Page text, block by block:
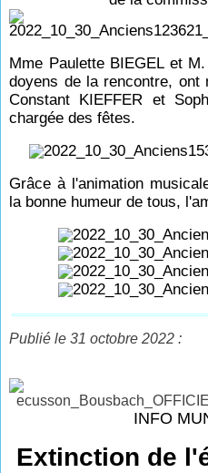
Mme Paulette BIEGEL et
doyens de la rencontre,
Constant KIEFFER et
chargée des fêtes.
Grâce à l'animation
la bonne humeur de tous,
Publié le 31 octobre 2022 :
INFO
Extinction de